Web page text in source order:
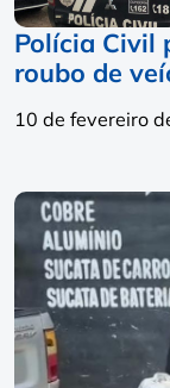
Polícia Civil
roubo de
10 de fevereiro